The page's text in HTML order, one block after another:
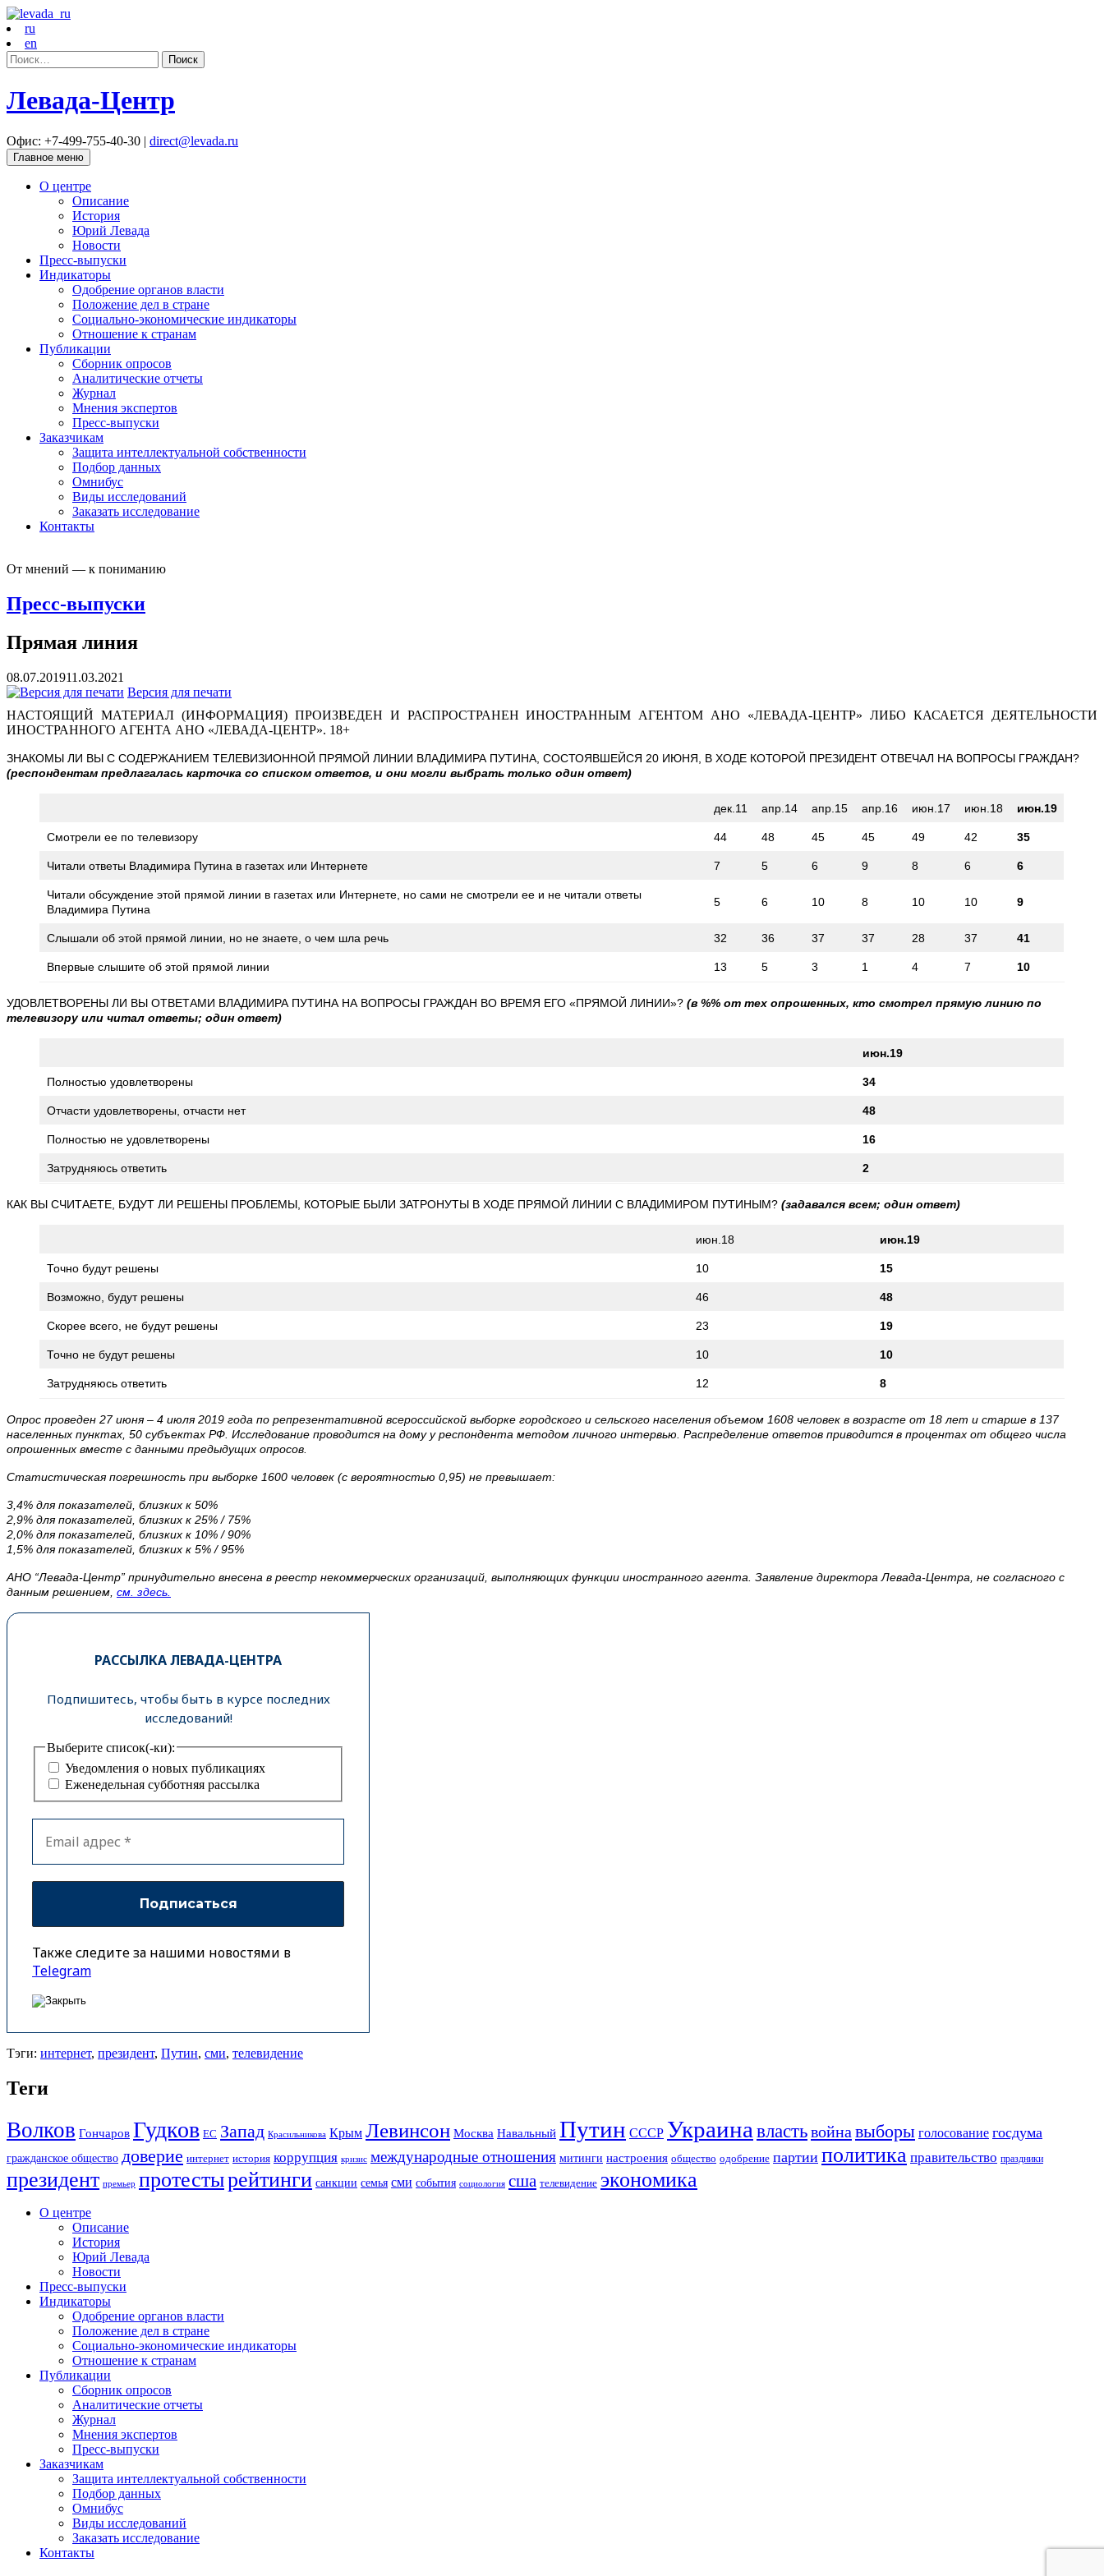
ru
en
Найти:
Левада-Центр
Офис: +7-499-755-40-30 | direct@levada.ru
Главное меню
О центре
Описание
История
Юрий Левада
Новости
Пресс-выпуски
Индикаторы
Одобрение органов власти
Положение дел в стране
Социально-экономические индикаторы
Отношение к странам
Публикации
Сборник опросов
Аналитические отчеты
Журнал
Мнения экспертов
Пресс-выпуски
Заказчикам
Защита интеллектуальной собственности
Подбор данных
Омнибус
Виды исследований
Заказать исследование
Контакты
От мнений — к пониманию
Пресс-выпуски
Прямая линия
08.07.201911.03.2021
Версия для печати
НАСТОЯЩИЙ МАТЕРИАЛ (ИНФОРМАЦИЯ) ПРОИЗВЕДЕН И РАСПРОСТРАНЕН ИНОСТРАННЫМ АГЕНТОМ АНО «ЛЕВАДА-ЦЕНТР» ЛИБО КАСАЕТСЯ ДЕЯТЕЛЬНОСТИ
ИНОСТРАННОГО АГЕНТА АНО «ЛЕВАДА-ЦЕНТР». 18+
ЗНАКОМЫ ЛИ ВЫ С СОДЕРЖАНИЕМ ТЕЛЕВИЗИОННОЙ ПРЯМОЙ ЛИНИИ ВЛАДИМИРА ПУТИНА, СОСТОЯВШЕЙСЯ 20 ИЮНЯ, В ХОДЕ КОТОРОЙ ПРЕЗИДЕНТ ОТВЕЧАЛ НА ВОПРОСЫ ГРАЖДАН?
(респондентам предлагалась карточка со списком ответов, и они могли выбрать только один ответ)
дек.11 апр.14 апр.15 апр.16 июн.17 июн.18 июн.19
Смотрели ее по телевизору 44 48 45 45 49 42 35
Читали ответы Владимира Путина в газетах или Интернете 7 5 6 9 8 6 6
Читали обсуждение этой прямой линии в газетах или Интернете, но сами не смотрели ее и не читали ответы
Владимира Путина
5 6 10 8 10 10 9
Слышали об этой прямой линии, но не знаете, о чем шла речь 32 36 37 37 28 37 41
Впервые слышите об этой прямой линии 13 5 3 1 4 7 10
УДОВЛЕТВОРЕНЫ ЛИ ВЫ ОТВЕТАМИ ВЛАДИМИРА ПУТИНА НА ВОПРОСЫ ГРАЖДАН ВО ВРЕМЯ ЕГО «ПРЯМОЙ ЛИНИИ»? (в %% от тех опрошенных, кто смотрел прямую линию по
телевизору или читал ответы; один ответ)
июн.19
Полностью удовлетворены 34
Отчасти удовлетворены, отчасти нет 48
Полностью не удовлетворены 16
Затрудняюсь ответить 2
КАК ВЫ СЧИТАЕТЕ, БУДУТ ЛИ РЕШЕНЫ ПРОБЛЕМЫ, КОТОРЫЕ БЫЛИ ЗАТРОНУТЫ В ХОДЕ ПРЯМОЙ ЛИНИИ С ВЛАДИМИРОМ ПУТИНЫМ? (задавался всем; один ответ)
июн.18 июн.19
Точно будут решены 10 15
Возможно, будут решены 46 48
Скорее всего, не будут решены 23 19
Точно не будут решены 10 10
Затрудняюсь ответить 12 8
Опрос проведен 27 июня – 4 июля 2019 года по репрезентативной всероссийской выборке городского и сельского населения объемом 1608 человек в возрасте от 18 лет и старше в 137
населенных пунктах, 50 субъектах РФ. Исследование проводится на дому у респондента методом личного интервью. Распределение ответов приводится в процентах от общего числа
опрошенных вместе с данными предыдущих опросов.
Статистическая погрешность при выборке 1600 человек (с вероятностью 0,95) не превышает:
3,4% для показателей, близких к 50%
2,9% для показателей, близких к 25% / 75%
2,0% для показателей, близких к 10% / 90%
1,5% для показателей, близких к 5% / 95%
АНО “Левада-Центр” принудительно внесена в реестр некоммерческих организаций, выполняющих функции иностранного агента. Заявление директора Левада-Центра, не согласного с
данным решением, см. здесь.
РАССЫЛКА ЛЕВАДА-ЦЕНТРА
Подпишитесь, чтобы быть в курсе последних
исследований!
Выберите список(-ки):
Уведомления о новых публикациях
Еженедельная субботняя рассылка
Также следите за нашими новостями в
Telegram
Тэги: интернет, президент, Путин, сми, телевидение
Теги
Волков Гончаров Гудков ЕС Запад Красильникова Крым Левинсон Москва Навальный Путин СССР Украина властьвойна выборы голосование госдума
гражданское общество доверие интернет история коррупция кризис международные отношения митинги настроения общество одобрение партии политика правительство праздники
президент премьер протестырейтинги санкции семья сми события социология сша телевидение экономика
О центре
Описание
История
Юрий Левада
Новости
Пресс-выпуски
Индикаторы
Одобрение органов власти
Положение дел в стране
Социально-экономические индикаторы
Отношение к странам
Публикации
Сборник опросов
Аналитические отчеты
Журнал
Мнения экспертов
Пресс-выпуски
Заказчикам
Защита интеллектуальной собственности
Подбор данных
Омнибус
Виды исследований
Заказать исследование
Контакты